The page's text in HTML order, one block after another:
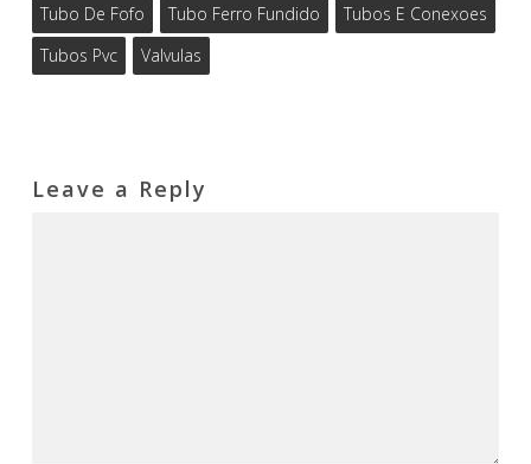
Tubo De Fofo
Tubo Ferro Fundido
Tubos E Conexoes
Tubos Pvc
Valvulas
Leave a Reply